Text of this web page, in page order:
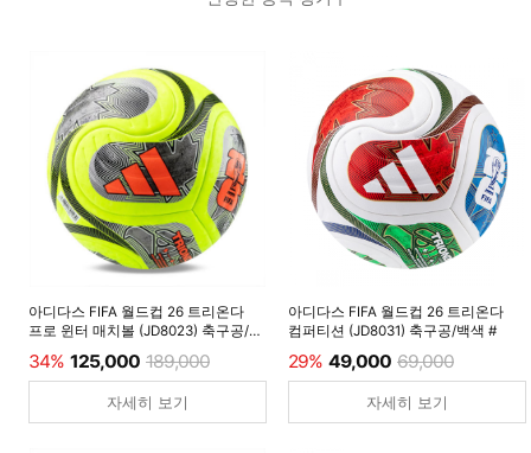
아디다스 FIFA 월드컵 26 트리온다
프로 윈터 매치볼 (JD8023) 축구공/
34% 125,000 189,000
자세히 보기
아디다스 FIFA 월드컵 26 트리온다
컴퍼티션 (JD8031) 축구공/백색 #
29% 49,000 69,000
자세히 보기